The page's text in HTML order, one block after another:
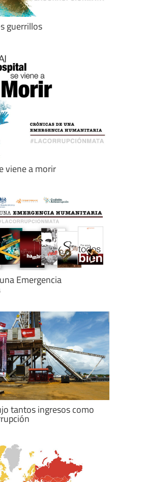
guerrillos
viene a morir
Emergencia
tantos ingresos como